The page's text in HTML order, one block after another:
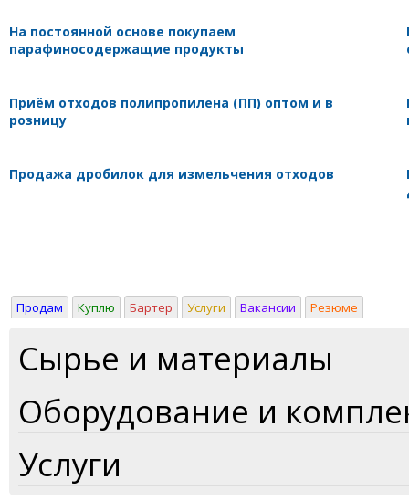
На постоянной основе покупаем
парафиносодержащие продукты
Приём отходов полипропилена (ПП) оптом и в
розницу
Продажа дробилок для измельчения отходов
Продам Куплю Бартер Услуги Вакансии Резюме
Сырье и материалы
Оборудование и
Услуги